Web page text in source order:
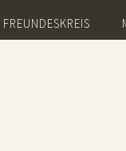
FREUNDESKREIS